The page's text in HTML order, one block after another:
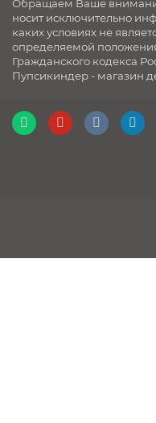
Обращаем Ваше
носит исключительно
каких условиях не
определяемой
Гражданского кодекса
Пупсикиндер - магазин